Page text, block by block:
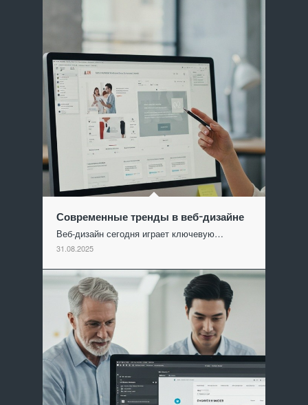
Современные тренды в веб-дизайне
Веб-дизайн сегодня играет ключевую…
31.08.2025